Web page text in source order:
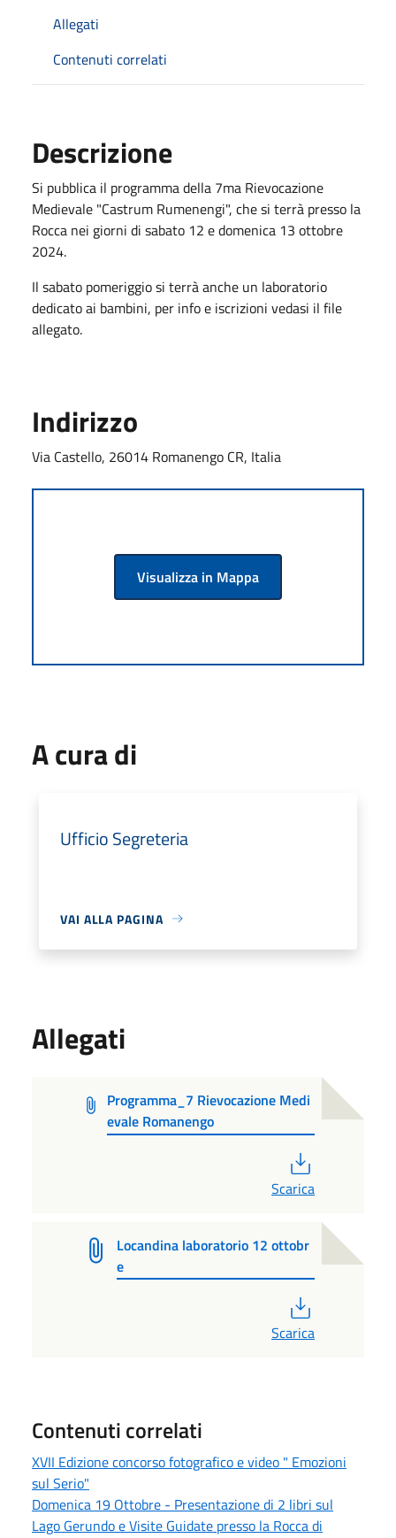
Allegati
Contenuti correlati
Descrizione
Si pubblica il programma della 7ma Rievocazione
Medievale "Castrum Rumenengi", che si terrà presso la
Rocca nei giorni di sabato 12 e domenica 13 ottobre
2024.
Il sabato pomeriggio si terrà anche un laboratorio
dedicato ai bambini, per info e iscrizioni vedasi il file
allegato.
Indirizzo
Via Castello, 26014 Romanengo CR, Italia
Visualizza in Mappa
A cura di
Ufficio Segreteria
VAI ALLA PAGINA
Allegati
Programma_7 Rievocazione Medi
evale Romanengo
Scarica
Locandina laboratorio 12 ottobr
e
Scarica
Contenuti correlati
XVII Edizione concorso fotografico e video " Emozioni
sul Serio"
Domenica 19 Ottobre - Presentazione di 2 libri sul
Lago Gerundo e Visite Guidate presso la Rocca di